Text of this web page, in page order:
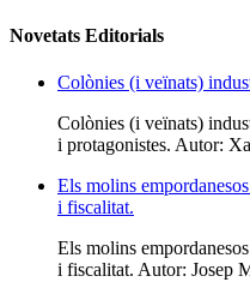
Novetats Editorials
Colònies (i veïnats)
Colònies (i veïnats)
i protagonistes. Autor:
Els molins
i fiscalitat.
Els molins
i fiscalitat. Autor: Josep